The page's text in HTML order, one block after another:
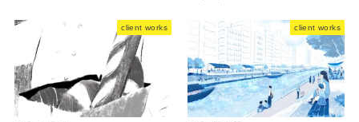
client works client works